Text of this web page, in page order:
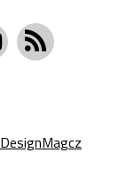
DesignMagcz